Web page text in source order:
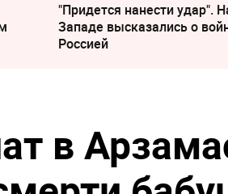
"Придется нанести удар".
Западе высказались о
Россией
в